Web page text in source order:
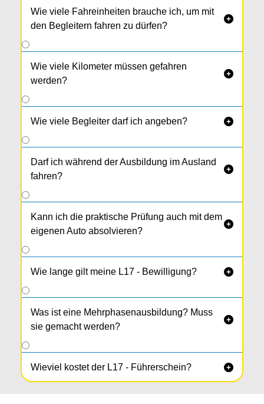
Wie viele Fahreinheiten brauche ich, um mit
den Begleitern fahren zu dürfen?

Wie viele Kilometer müssen gefahren
werden?

Wie viele Begleiter darf ich angeben? 
Darf ich während der Ausbildung im Ausland
fahren?

Kann ich die praktische Prüfung auch mit dem
eigenen Auto absolvieren?

Wie lange gilt meine L17 - Bewilligung? 
Was ist eine Mehrphasenausbildung? Muss
sie gemacht werden?

Wieviel kostet der L17 - Führerschein? 